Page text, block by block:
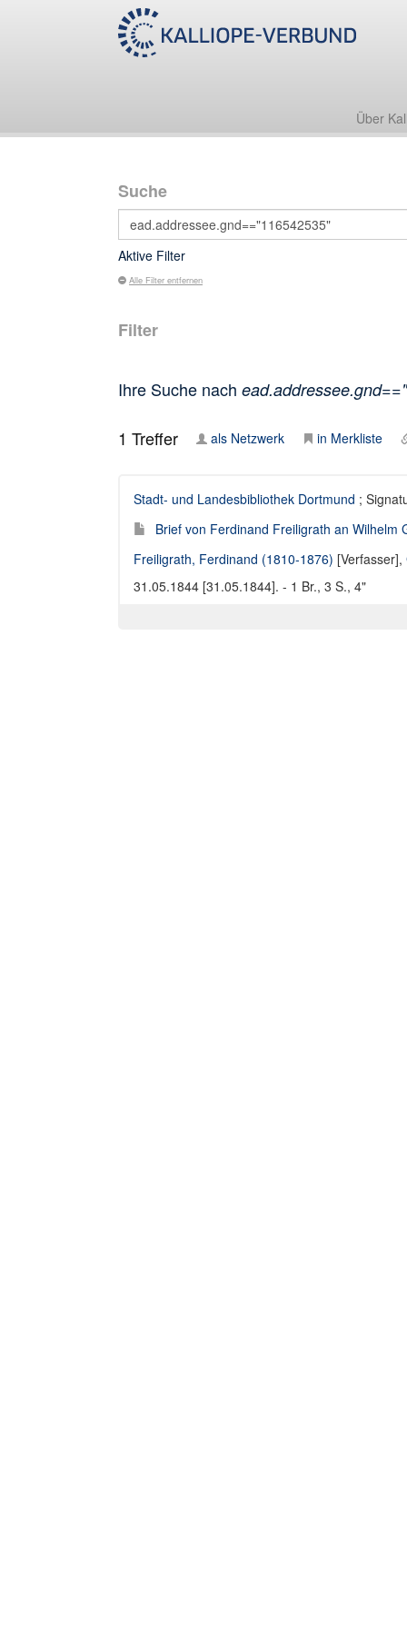
Über
Suche
Aktive Filter
Alle Filter entfernen
Filter
Ihre Suche nach
1 Treffer als Netzwerk in Merkliste
Stadt- und Landesbibliothek Dortmund ;
Brief von Ferdinand Freiligrath an Wilhelm
Freiligrath, Ferdinand (1810-1876) [Verfasser],
31.05.1844 [31.05.1844]. - 1 Br., 3 S., 4"